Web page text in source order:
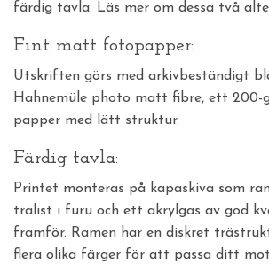
färdig tavla. Läs mer om dessa två
Fint matt fotopapper:
Utskriften görs med arkivbeständigt
Hahnemüle photo matt fibre, ett 200-
papper med lätt struktur.
Färdig tavla:
Printet monteras på kapaskiva som
trälist i furu och ett akrylgas av god
framför. Ramen har en diskret
flera olika färger för att passa ditt